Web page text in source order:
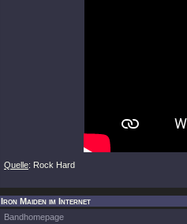
Quelle: Rock Hard
Iron Maiden im Internet
Bandhomepage